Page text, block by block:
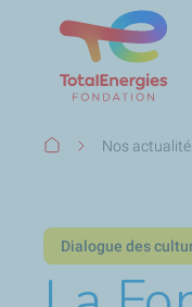
Fil
Nos
Dialogue des